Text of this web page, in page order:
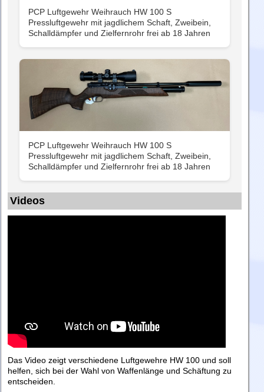
PCP Luftgewehr Weihrauch HW 100 S
Pressluftgewehr mit jagdlichem Schaft, Zweibein,
Schalldämpfer und Zielfernrohr frei ab 18 Jahren
PCP Luftgewehr Weihrauch HW 100 S
Pressluftgewehr mit jagdlichem Schaft, Zweibein,
Schalldämpfer und Zielfernrohr frei ab 18 Jahren
Videos
Das Video zeigt verschiedene Luftgewehre HW 100 und soll
helfen, sich bei der Wahl von Waffenlänge und Schäftung zu
entscheiden.